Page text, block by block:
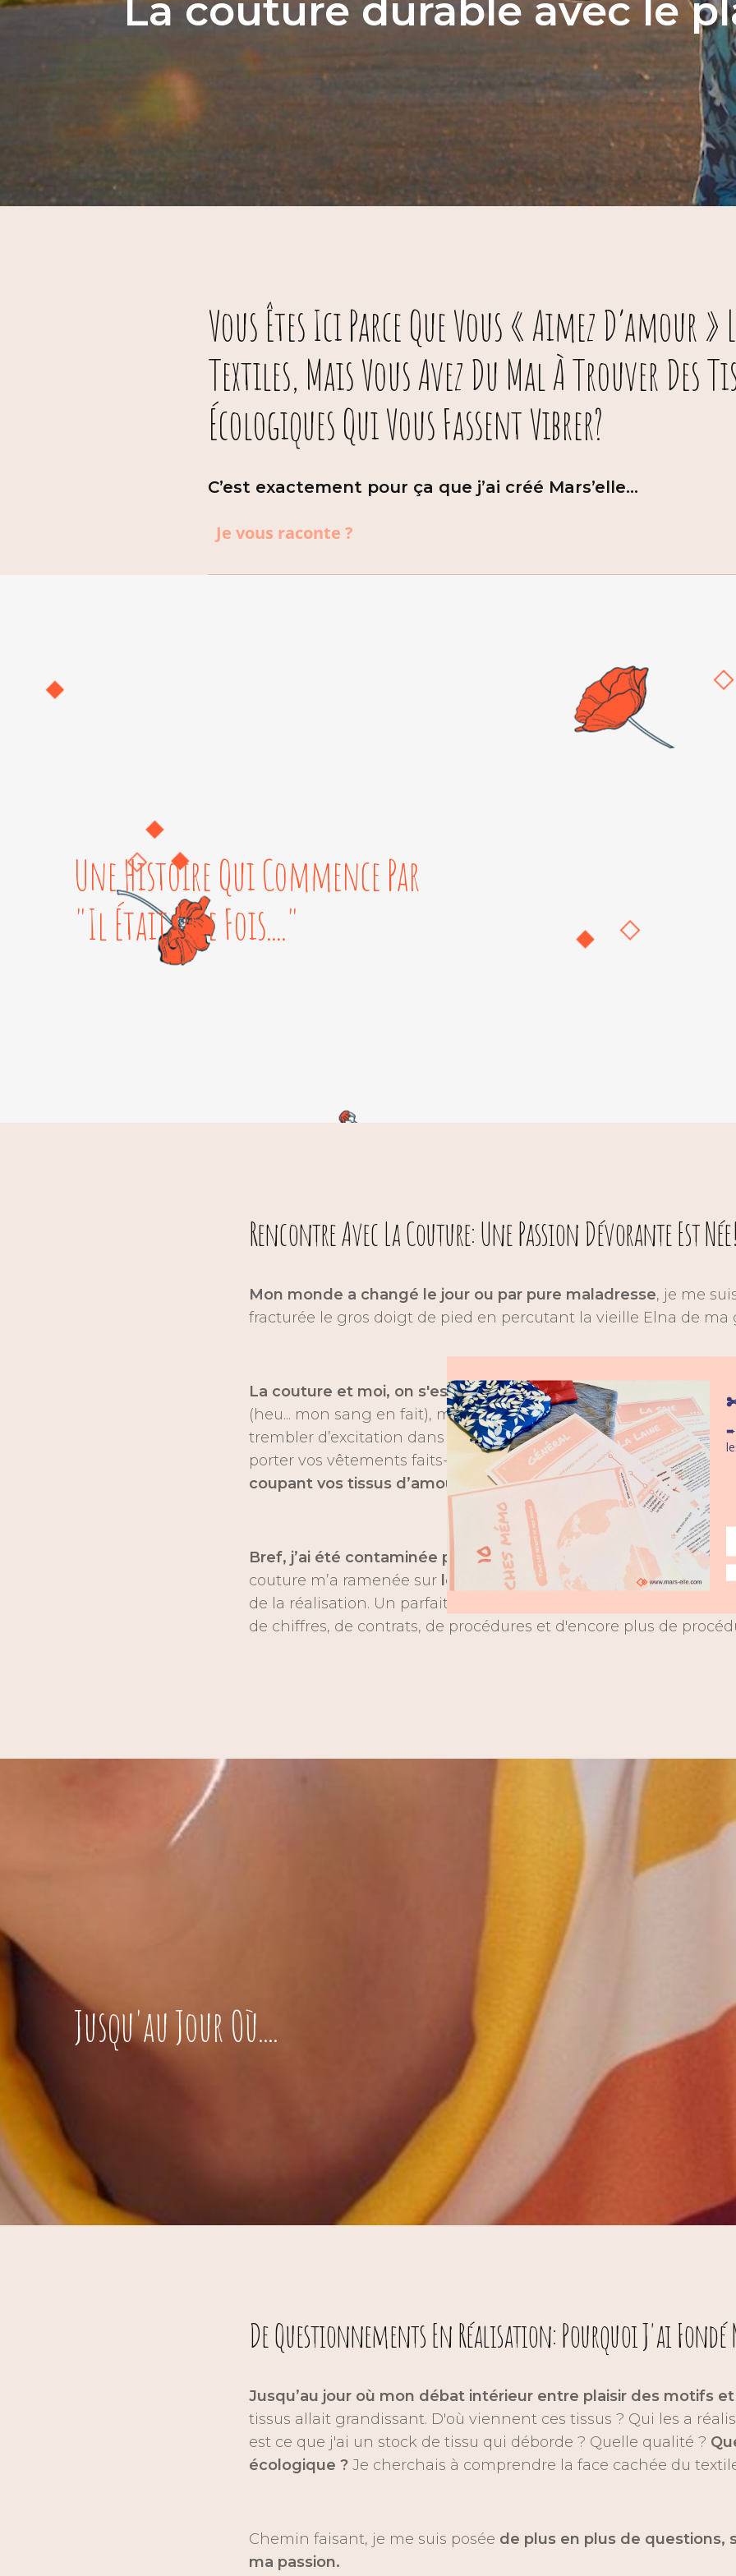
La couture durable avec le
Vous Êtes Ici Parce Que Vous « Aimez D’amour »
Textiles, Mais Vous Avez Du Mal À Trouver Des
Écologiques Qui Vous Fassent Vibrer?
C’est exactement pour ça que j’ai créé Mars’elle…
Je vous raconte ?
Une Histoire Qui Commence Par
"Il Était Une Fois...."
Rencontre Avec La Couture: Une Passion Dévorante Est
Mon monde a changé le jour ou par pure maladresse, je me
fracturée le gros doigt de pied en percutant la vieille Elna de ma
La couture et moi, on s'est instantanément liées, et pas
(heu... mon sang en fait), mais par la passion, la vraie. La passion
trembler d’excitation dans un magasin de tissu, qui vous fait
porter vos vêtements faits-main. La passion qui vous fait
coupant vos tissus d’amour
Bref, j’ai été contaminée par un virus virulent
mais combien
couture m’a ramenée sur le chemin du plaisir de la création, de
de la réalisation. Un parfait complément à ma vie
de chiffres, de contrats, de procédures et d'encore plus de
Jusqu'au Jour Où....
De Questionnements En Réalisation: Pourquoi J'ai
Jusqu’au jour où mon débat intérieur entre plaisir des motifs
tissus allait grandissant. D'où viennent ces tissus ? Qui les a
est ce que j'ai un stock de tissu qui déborde ? Quelle qualité ?
écologique ? Je cherchais à comprendre la face cachée du
Chemin faisant, je me suis posée de plus en plus de questions,
ma passion.
➨